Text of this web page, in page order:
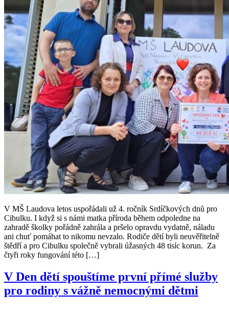
V MŠ Laudova letos uspořádali už 4. ročník Srdíčkových dnů pro
Cibulku. I když si s námi matka příroda během odpoledne na
zahradě školky pořádně zahrála a pršelo opravdu vydatně, náladu
ani chuť pomáhat to nikomu nevzalo. Rodiče dětí byli neuvěřitelně
štědří a pro Cibulku společně vybrali úžasných 48 tisíc korun. Za
čtyři roky fungování této […]
V Den dětí spouštíme první přímé služby
pro rodiny s vážně nemocnými dětmi